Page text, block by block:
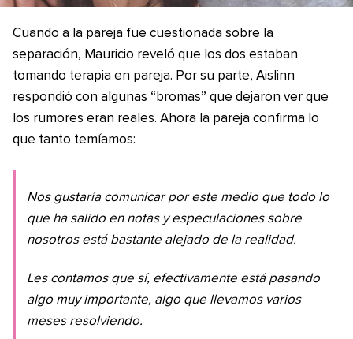
Cuando a la pareja fue cuestionada sobre la
separación, Mauricio reveló que los dos estaban
tomando terapia en pareja. Por su parte, Aislinn
respondió con algunas “bromas” que dejaron ver que
los rumores eran reales. Ahora la pareja confirma lo
que tanto temíamos:
Nos gustaría comunicar por este medio que todo lo
que ha salido en notas y especulaciones sobre
nosotros está bastante alejado de la realidad.
Les contamos que sí, efectivamente está pasando
algo muy importante, algo que llevamos varios
meses resolviendo.